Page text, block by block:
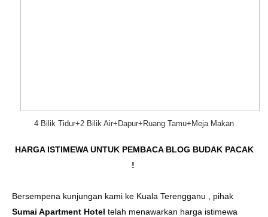
4 Bilik Tidur+2 Bilik Air+Dapur+Ruang Tamu+Meja Makan
HARGA ISTIMEWA UNTUK PEMBACA BLOG BUDAK PACAK
!
Bersempena kunjungan kami ke Kuala Terengganu , pihak
Sumai Apartment Hotel telah menawarkan harga istimewa